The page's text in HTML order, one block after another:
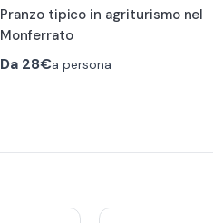
Pranzo tipico in agriturismo nel
Monferrato
Da 28€a persona